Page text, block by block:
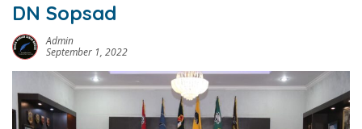
DN Sopsad
Admin
September 1, 2022